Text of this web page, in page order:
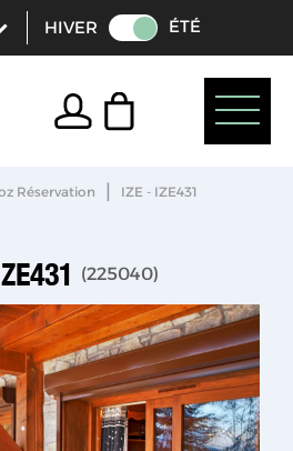
HIVER ÉTÉ
Réservation | IZE - IZE431
(225040)